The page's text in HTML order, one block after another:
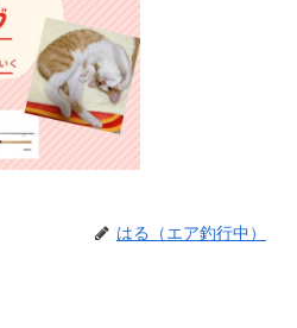
はる（エア釣行中）